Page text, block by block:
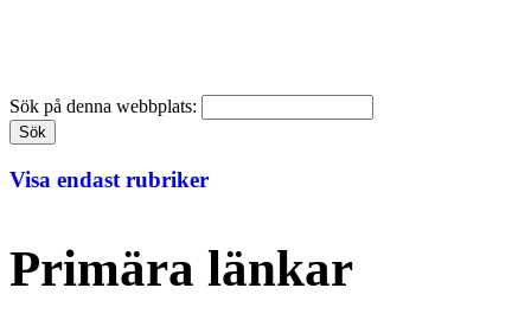
Sök på denna webbplats:
Visa endast rubriker
Primära länkar